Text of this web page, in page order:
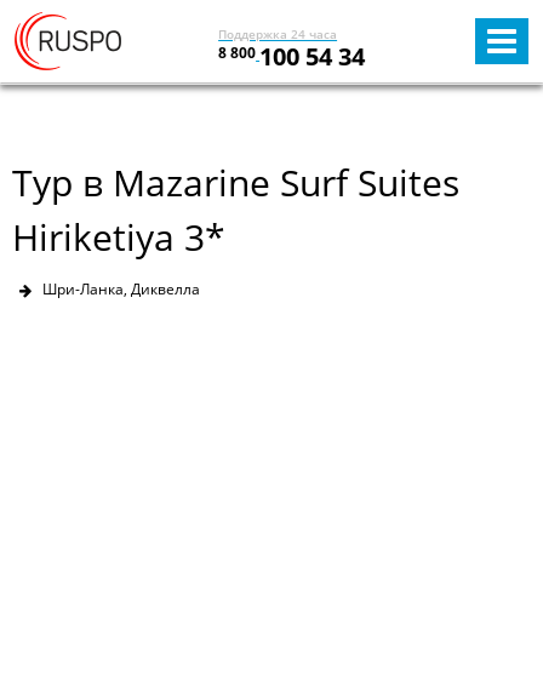
Поддержка 24 часа
8 800 100 54 34
Тур в Mazarine Surf Suites
Hiriketiya 3*
Шри-Ланка, Диквелла